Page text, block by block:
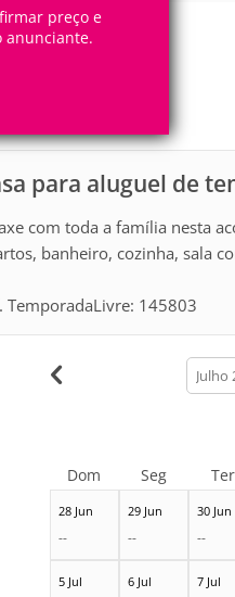
preço e
anunciante.
para aluguel de
com toda a família nesta
banheiro, cozinha, sala
TemporadaLivre: 145803
28 Jun
--
29 Jun
--
30 Jun
--
5 Jul 6 Jul 7 Jul
Dom Seg Ter